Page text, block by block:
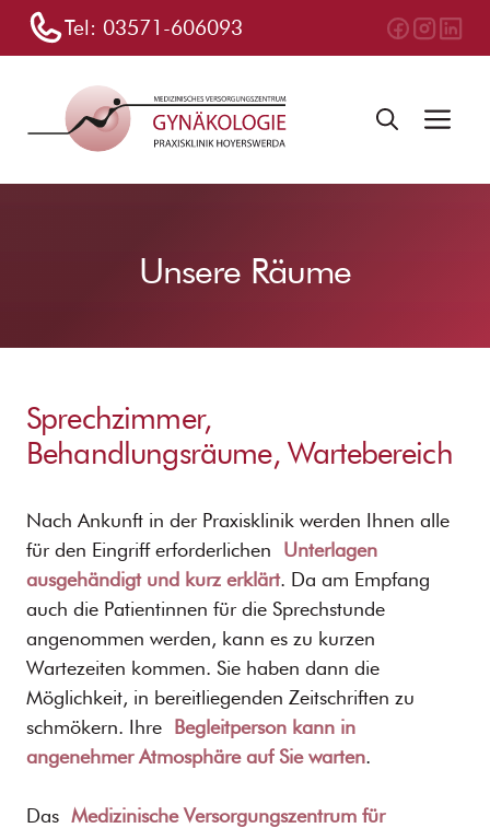
Zum
Inhalt
Tel: 03571-606093
Unsere Räume
Sprechzimmer,
Behandlungsräume, Wartebereich
Nach Ankunft in der Praxisklinik werden Ihnen alle
für den Eingriff erforderlichen Unterlagen
ausgehändigt und kurz erklärt. Da am Empfang
auch die Patientinnen für die Sprechstunde
angenommen werden, kann es zu kurzen
Wartezeiten kommen. Sie haben dann die
Möglichkeit, in bereitliegenden Zeitschriften zu
schmökern. Ihre Begleitperson kann in
angenehmer Atmosphäre auf Sie warten.
Das Medizinische Versorgungszentrum für